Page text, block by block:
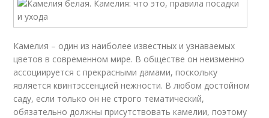
Камелия – один из наиболее известных и узнаваемых
цветов в современном мире. В обществе он неизменно
ассоциируется с прекрасными дамами, поскольку
является квинтэссенцией нежности. В любом достойном
саду, если только он не строго тематический,
обязательно должны присутствовать камелии, поэтому